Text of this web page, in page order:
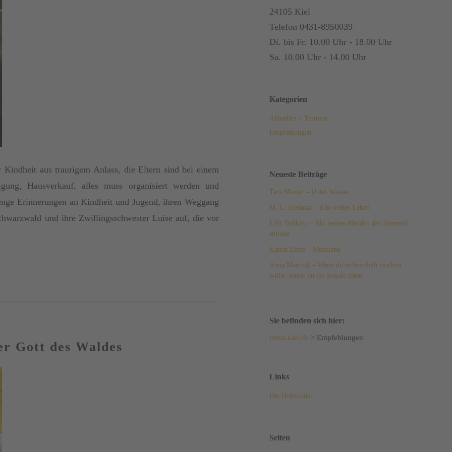
aus traurigem Anlass, die Eltern sind bei einem
Hausverkauf, alles muss organisiert werden und
Erinnerungen an Kindheit und Jugend, ihren Weggang
und ihre Zwillingsschwester Luise auf, die vor
Gott des Waldes
24105 Kiel
Telefon 0431-8950039
Di. bis Fr. 10.00 Uhr - 18.00 Uhr
Sa. 10.00 Uhr - 14.00 Uhr
Kategorien
Aktuelles + Termine
Empfehlungen
Neueste Beiträge
Tara Menon – Unter Wasser
M. L. Stedman – Ein weites Leben
Lilli Tollkien – Mit beiden Händen den Himmel
stützen
Katrin Zipse – Moosland
Anna Maschik – Wenn du es heimlich machen
willst, musst du die Schafe töten
Sie befinden sich hier:
litera-kiel.de > Empfehlungen
Links
Die Holtenauer
Seiten